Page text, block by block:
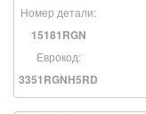
Номер детали:
15181RGN
Еврокод:
3351RGNH5RD